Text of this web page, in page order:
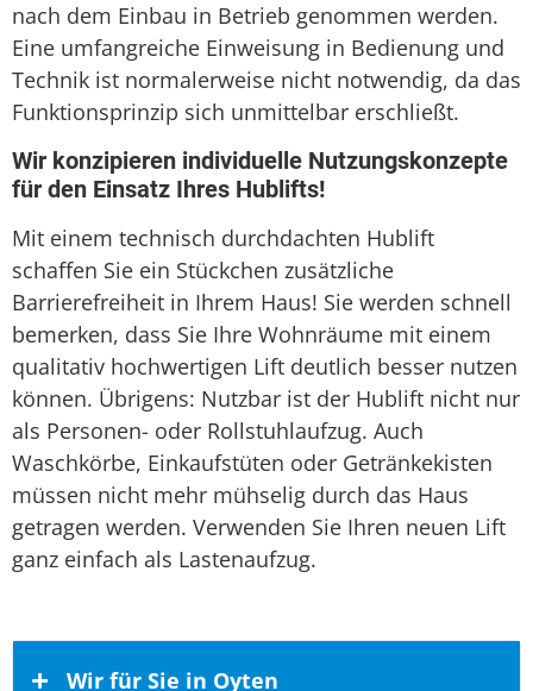
nach dem Einbau in Betrieb genommen werden.
Eine umfangreiche Einweisung in Bedienung und
Technik ist normalerweise nicht notwendig, da das
Funktionsprinzip sich unmittelbar erschließt.
Wir konzipieren individuelle Nutzungskonzepte
für den Einsatz Ihres Hublifts!
Mit einem technisch durchdachten Hublift
schaffen Sie ein Stückchen zusätzliche
Barrierefreiheit in Ihrem Haus! Sie werden schnell
bemerken, dass Sie Ihre Wohnräume mit einem
qualitativ hochwertigen Lift deutlich besser nutzen
können. Übrigens: Nutzbar ist der Hublift nicht nur
als Personen- oder Rollstuhlaufzug. Auch
Waschkörbe, Einkaufstüten oder Getränkekisten
müssen nicht mehr mühselig durch das Haus
getragen werden. Verwenden Sie Ihren neuen Lift
ganz einfach als Lastenaufzug.
Wir für Sie in Oyten